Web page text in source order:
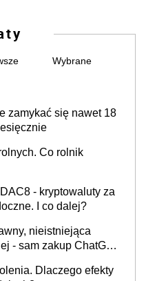
Wybrane
zamykać się nawet 18
Co rolnik
- kryptowaluty za
I co dalej?
nieistniejąca
- sam zakup ChatGPT
Dlaczego efekty